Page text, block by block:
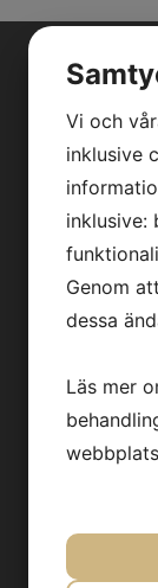
OM OSS
Vår
Vi forskar
Läs om
Vi och
inklusive
inklusive:
Genom
dessa
Läs mer